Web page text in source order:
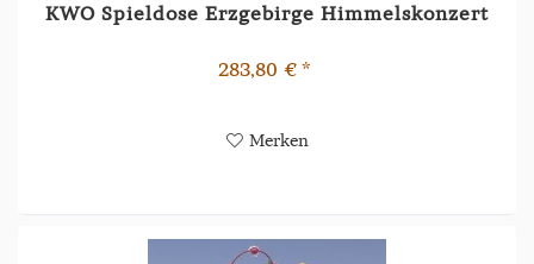
KWO Spieldose Erzgebirge Himmelskonzert
283,80 € *
Merken